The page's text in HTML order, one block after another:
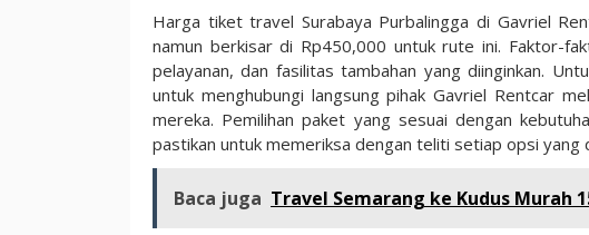
Harga tiket travel Surabaya Purbalingga di Gavriel
namun berkisar di Rp450,000 untuk rute ini. Faktor-
pelayanan, dan fasilitas tambahan yang diinginkan.
untuk menghubungi langsung pihak Gavriel Rentcar
mereka. Pemilihan paket yang sesuai dengan
pastikan untuk memeriksa dengan teliti setiap opsi yang
Baca juga Travel Semarang ke Kudus Murah